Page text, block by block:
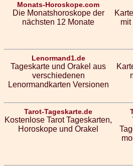
Monats-Horoskope.com
Die Monatshoroskope der
nächsten 12 Monate
mit
Lenormand1.de
Tageskarte und Orakel aus
verschiedenen
Lenormandkarten Versionen
Tarot-Tageskarte.de
Kostenlose Tarot Tageskarten,
Horoskope und Orakel